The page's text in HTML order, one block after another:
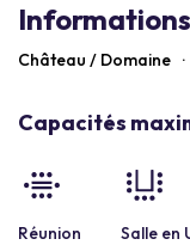
Château / Domaine ·
Capacités
Réunion Salle en